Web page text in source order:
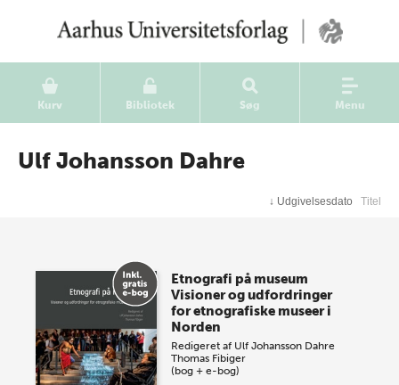
Kurv Bibliotek Søg Menu
Ulf Johansson Dahre
↓ Udgivelsesdato Titel
Etnografi på museum
Visioner og udfordringer
for etnografiske museer i
Norden
Redigeret af Ulf Johansson Dahre
Thomas Fibiger
(bog + e-bog)